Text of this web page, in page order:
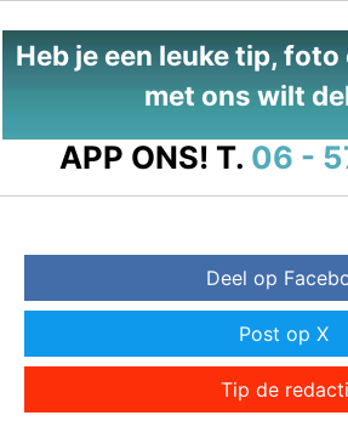
Heb je een leuke tip,
met ons wilt
APP ONS! T. 06 -
Deel op
Post op X
Tip de